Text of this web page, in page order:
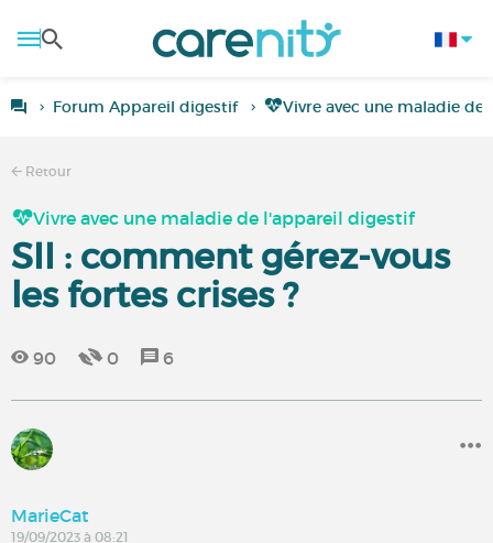
Forum Appareil digestif Vivre avec une maladie
Retour
Vivre avec une maladie de l'appareil digestif
SII : comment gérez-vous
les fortes crises ?
90 0 6
MarieCat
19/09/2023 à 08:21